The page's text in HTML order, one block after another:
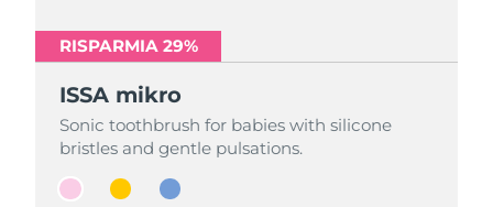
RISPARMIA 29%
ISSA mikro
Sonic toothbrush for babies with silicone
bristles and gentle pulsations.
RISPARMIA 29%
ISSA mikro
Sonic toothbrush for babies with silicone
bristles and gentle pulsations.
RISPARMIA 29%
ISSA mikro
Sonic toothbrush for babies with silicone
bristles and gentle pulsations.